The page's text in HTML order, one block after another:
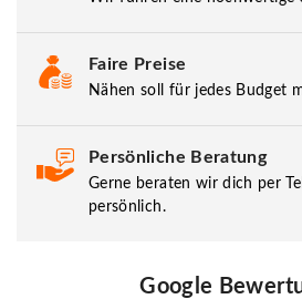
Faire Preise
Nähen soll für jedes Budget
Persönliche Beratung
Gerne beraten wir dich per
persönlich.
Google